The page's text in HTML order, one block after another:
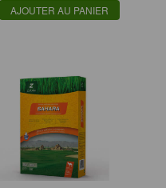
AJOUTER AU PANIER